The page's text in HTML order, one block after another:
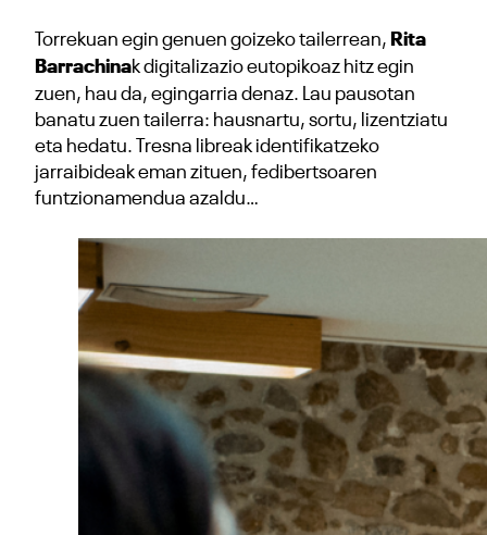
Torrekuan egin genuen goizeko tailerrean, Rita
Barrachinak digitalizazio eutopikoaz hitz egin
zuen, hau da, egingarria denaz. Lau pausotan
banatu zuen tailerra: hausnartu, sortu, lizentziatu
eta hedatu. Tresna libreak identifikatzeko
jarraibideak eman zituen, fedibertsoaren
funtzionamendua azaldu…